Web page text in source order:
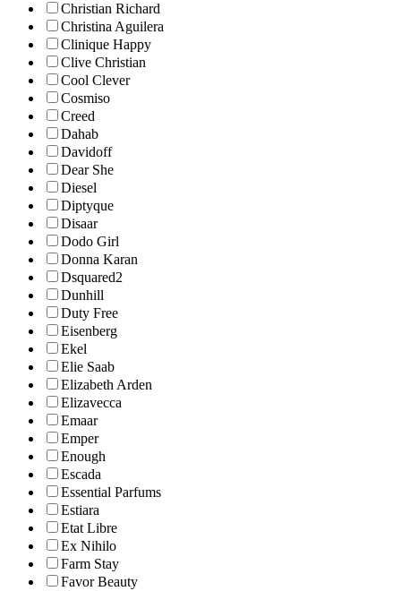
Christian Richard
Christina Aguilera
Clinique Happy
Clive Christian
Cool Clever
Cosmiso
Creed
Dahab
Davidoff
Dear She
Diesel
Diptyque
Disaar
Dodo Girl
Donna Karan
Dsquared2
Dunhill
Duty Free
Eisenberg
Ekel
Elie Saab
Elizabeth Arden
Elizavecca
Emaar
Emper
Enough
Escada
Essential Parfums
Estiara
Etat Libre
Ex Nihilo
Farm Stay
Favor Beauty